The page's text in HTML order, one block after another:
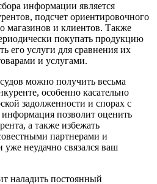
информации является
подсчет ориентировочного
магазинов и клиентов. Также
покупать продукцию
его услуги для сравнения их
и услугами.
можно получить весьма
особенно касательно
задолженности и спорах с
позволит оценить
а также избежать
партнерами и
неудачно связался ваш
наладить постоянный